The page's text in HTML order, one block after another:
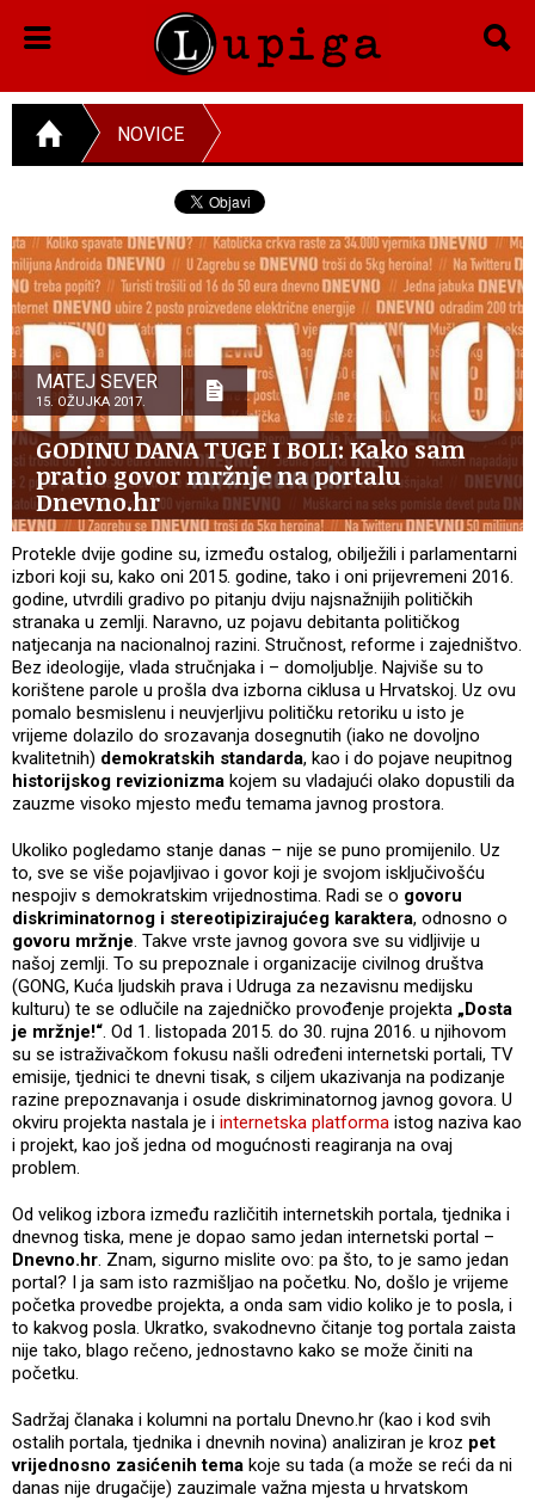
NOVICE
MATEJ SEVER
15. OŽUJKA 2017.
GODINU DANA TUGE I BOLI: Kako sam
pratio govor mržnje na portalu
Dnevno.hr
Protekle dvije godine su, između ostalog, obilježili i parlamentarni
izbori koji su, kako oni 2015. godine, tako i oni prijevremeni 2016.
godine, utvrdili gradivo po pitanju dviju najsnažnijih političkih
stranaka u zemlji. Naravno, uz pojavu debitanta političkog
natjecanja na nacionalnoj razini. Stručnost, reforme i zajedništvo.
Bez ideologije, vlada stručnjaka i – domoljublje. Najviše su to
korištene parole u prošla dva izborna ciklusa u Hrvatskoj. Uz ovu
pomalo besmislenu i neuvjerljivu političku retoriku u isto je
vrijeme dolazilo do srozavanja dosegnutih (iako ne dovoljno
kvalitetnih) demokratskih standarda, kao i do pojave neupitnog
historijskog revizionizma kojem su vladajući olako dopustili da
zauzme visoko mjesto među temama javnog prostora.
Ukoliko pogledamo stanje danas – nije se puno promijenilo. Uz
to, sve se više pojavljivao i govor koji je svojom isključivošću
nespojiv s demokratskim vrijednostima. Radi se o govoru
diskriminatornog i stereotipizirajućeg karaktera, odnosno o
govoru mržnje. Takve vrste javnog govora sve su vidljivije u
našoj zemlji. To su prepoznale i organizacije civilnog društva
(GONG, Kuća ljudskih prava i Udruga za nezavisnu medijsku
kulturu) te se odlučile na zajedničko provođenje projekta „Dosta
je mržnje!“. Od 1. listopada 2015. do 30. rujna 2016. u njihovom
su se istraživačkom fokusu našli određeni internetski portali, TV
emisije, tjednici te dnevni tisak, s ciljem ukazivanja na podizanje
razine prepoznavanja i osude diskriminatornog javnog govora. U
okviru projekta nastala je i internetska platforma istog naziva kao
i projekt, kao još jedna od mogućnosti reagiranja na ovaj
problem.
Od velikog izbora između različitih internetskih portala, tjednika i
dnevnog tiska, mene je dopao samo jedan internetski portal –
Dnevno.hr. Znam, sigurno mislite ovo: pa što, to je samo jedan
portal? I ja sam isto razmišljao na početku. No, došlo je vrijeme
početka provedbe projekta, a onda sam vidio koliko je to posla, i
to kakvog posla. Ukratko, svakodnevno čitanje tog portala zaista
nije tako, blago rečeno, jednostavno kako se može činiti na
početku.
Sadržaj članaka i kolumni na portalu Dnevno.hr (kao i kod svih
ostalih portala, tjednika i dnevnih novina) analiziran je kroz pet
vrijednosno zasićenih tema koje su tada (a može se reći da ni
danas nije drugačije) zauzimale važna mjesta u hrvatskom